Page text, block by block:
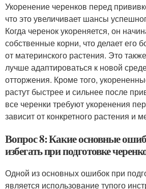
Укоренение черенков перед
что это увеличивает шансы
Когда черенок укореняется, он
собственные корни, что делает его
от материнского растения. Это
лучше адаптироваться к новой
отторжения. Кроме того,
растут быстрее и сильнее после
все черенки требуют укоренения
зависит от конкретного растения и
Вопрос 8: Какие основные
избегать при подготовке
Одной из основных ошибок при
является использование тупого